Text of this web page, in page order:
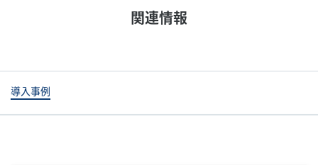
関連情報
導入事例